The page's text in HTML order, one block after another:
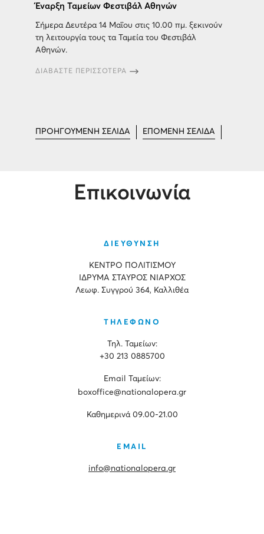
Έναρξη Ταμείων Φεστιβάλ Αθηνών
Σήμερα Δευτέρα 14 Μαΐου στις 10.00 πμ. ξεκινούν
τη λειτουργία τους τα Ταμεία του Φεστιβάλ
Αθηνών.
ΔΙΑΒΑΣΤΕ ΠΕΡΙΣΣΟΤΕΡΑ
ΠΡΟΗΓΟΥΜΕΝΗ ΣΕΛΙΔΑ ΕΠΟΜΕΝΗ ΣΕΛΙΔΑ
Επικοινωνία
ΔΙΕΥΘΥΝΣΗ
ΚΕΝΤΡΟ ΠΟΛΙΤΙΣΜΟΥ
ΙΔΡΥΜΑ ΣΤΑΥΡΟΣ ΝΙΑΡΧΟΣ
Λεωφ. Συγγρού 364, Καλλιθέα
ΤΗΛΕΦΩΝΟ
Τηλ. Ταμείων:
+30 213 0885700
Εmail Ταμείων:
boxoffice@nationalopera.gr
Καθημερινά 09.00-21.00
EMAIL
info@nationalopera.gr